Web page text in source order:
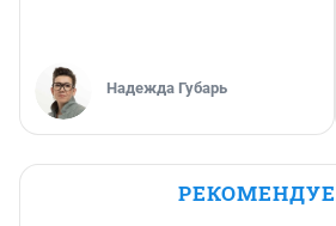
Надежда Губарь